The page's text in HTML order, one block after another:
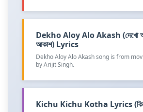
Dekho Aloy Alo Akash (দেখো
আকাশ) Lyrics
Dekho Aloy Alo Akash song is from
by Arijit Singh.
Kichu Kichu Kotha Lyrics (কিছু